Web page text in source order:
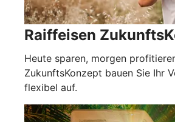
Raiffeisen
Heute sparen, morgen
ZukunftsKonzept bauen Sie Ihr
flexibel auf.